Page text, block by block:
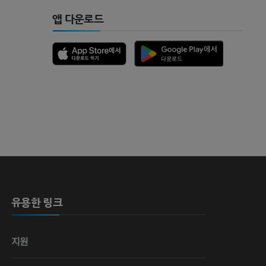
술
앱 다운로드
유용한 링크
지원